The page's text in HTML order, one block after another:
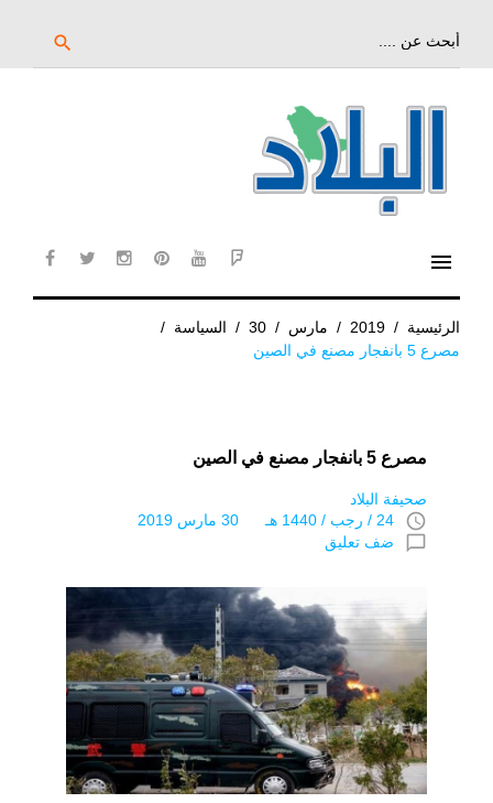
search
menu
الرئيسية /
2019
/ مارس /
30
/ السياسة /
مصرع 5 بانفجار مصنع في الصين
مصرع 5 بانفجار مصنع في الصين
صحيفة البلاد
access_time 24 / رجب / 1440 هـ 30 مارس 2019
chat_bubble_outline ضف تعليق